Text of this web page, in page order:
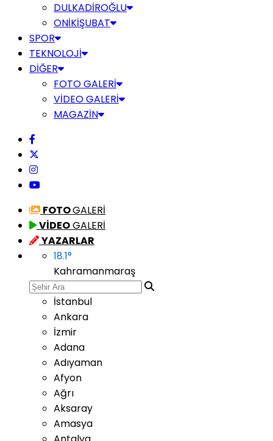
DULKADİROĞLU
ONİKİŞUBAT
SPOR
TEKNOLOJİ
DİĞER
FOTO GALERİ
VİDEO GALERİ
MAGAZİN
FOTOGALERİ
VİDEOGALERİ
YAZARLAR
18.1°
Kahramanmaraş
İstanbul
Ankara
İzmir
Adana
Adıyaman
Afyon
Ağrı
Aksaray
Amasya